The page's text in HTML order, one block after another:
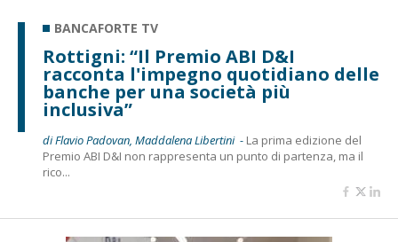
BANCAFORTE TV
Rottigni: “Il Premio ABI D&I
racconta l'impegno quotidiano delle
banche per una società più
inclusiva”
di Flavio Padovan, Maddalena Libertini - La prima edizione del
Premio ABI D&I non rappresenta un punto di partenza, ma il
rico...